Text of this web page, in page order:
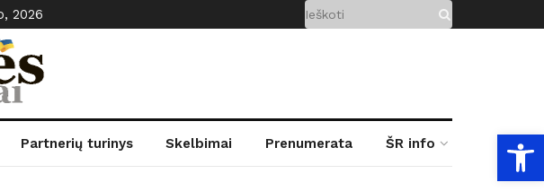
2026
Partnerių turinys Skelbimai Prenumerata ŠR info